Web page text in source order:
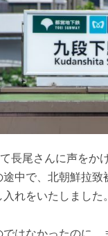
長尾さんに声をか
中で、北朝鮮拉致
れをいたしました。